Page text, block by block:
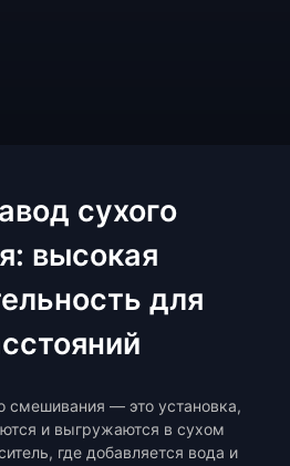
сухого
высокая
для
смешивания — это установка,
и выгружаются в сухом
где добавляется вода и